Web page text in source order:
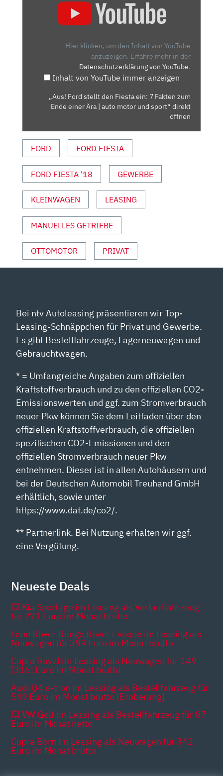
FAKTEN
|
AUTO
MOTOR
UND
VON
YOUTUBE
ANZEIGEN
Hier klicken, um den Inhalt von YouTube
anzuzeigen. Erfahre mehr in der
Datenschutzerklärung von YouTube.
Inhalt von YouTube immer anzeigen
„Aus! Ford stellt den Fiesta ein: 7 Fakten zum
Ende einer Ära | auto motor und sport“ direkt
öffnen
FORD FORD FIESTA
FORD FIESTA '18 GEWERBE
KLEINWAGEN LEASING
MANUELLES GETRIEBE
OTTOMOTOR PRIVAT
Bei ntv Autoleasing präsentieren wir Top-
Leasing-Schnäppchen für Privat und Gewerbe.
Es gibt Bestellfahrzeuge, Lagerneuwagen und
Gebrauchtwagen.
* = Umfangreiche Angaben zum offiziellen
Kraftstoffverbrauch und zu den offiziellen CO2-
Emissionswerten und ggf. zum Stromverbrauch
neuer Pkw können Sie dem Leitfaden über den
offiziellen Kraftstoffverbrauch, die offiziellen
spezifischen CO2-Emissionen und den
offiziellen Stromverbrauch neuer Pkw
entnehmen. Dieser ist in allen Autohäusern und
bei der Deutschen Automobil Treuhand GmbH
erhältlich, sowie unter
https://www.dat.de/co2/.
** Partnerlink. Bei Nutzung erhalten wir ggf.
eine Vergütung.
Neueste Deals
💥 Kia Sportage im Leasing als Vorlauffahrzeug
für 271 Euro im Monat brutto
Land Rover Range Rover Evoque im Leasing als
Neuwagen für 399 Euro im Monat brutto
Cupra Raval im Leasing als Neuwagen für 149
[316] Euro im Monat brutto
Audi Q4 e-tron im Leasing als Bestellfahrzeug für
549 Euro im Monat brutto [Eroberung]
💥 VW Golf im Leasing als Bestellfahrzeug für 87
Euro im Monat netto
Cupra Born im Leasing als Neuwagen für 342
Euro im Monat brutto